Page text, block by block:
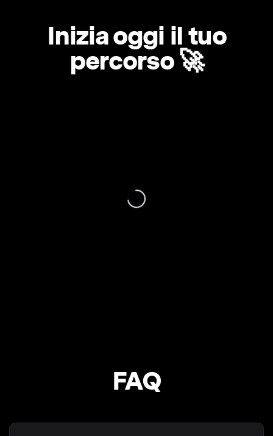
Inizia oggi il tuo
percorso 🚀
FAQ